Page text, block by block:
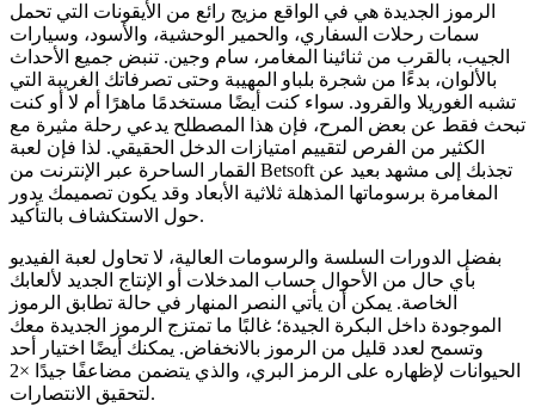
الرموز الجديدة هي في الواقع مزيج رائع من الأيقونات التي تحمل
سمات رحلات السفاري، والحمير الوحشية، والأسود، وسيارات
الجيب، بالقرب من ثنائينا المغامر، سام وجين. تنبض جميع الأحداث
بالألوان، بدءًا من شجرة بلباو المهيبة وحتى تصرفاتك الغريبة التي
تشبه الغوريلا والقرود. سواء كنت أيضًا مستخدمًا ماهرًا أم لا أو كنت
تبحث فقط عن بعض المرح، فإن هذا المصطلح يدعي رحلة مثيرة مع
الكثير من الفرص لتقييم امتيازات الدخل الحقيقي. لذا فإن لعبة
القمار الساحرة عبر الإنترنت من Betsoft تجذبك إلى مشهد بعيد عن
المغامرة برسوماتها المذهلة ثلاثية الأبعاد وقد يكون تصميمك يدور
حول الاستكشاف بالتأكيد.
بفضل الدورات السلسة والرسومات العالية، لا تحاول لعبة الفيديو
بأي حال من الأحوال حساب المدخلات أو الإنتاج الجديد لألعابك
الخاصة. يمكن أن يأتي النصر المنهار في حالة تطابق الرموز
الموجودة داخل البكرة الجيدة؛ غالبًا ما تمتزج الرموز الجديدة معك
وتسمح لعدد قليل من الرموز بالانخفاض. يمكنك أيضًا اختيار أحد
الحيوانات لإظهاره على الرمز البري، والذي يتضمن مضاعفًا جيدًا ×2
لتحقيق الانتصارات.